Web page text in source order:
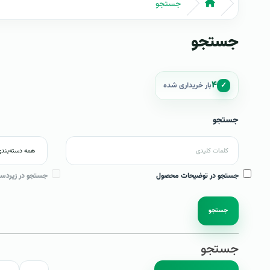
جستجو
جستجو
✓ ۴بار خریداری شده
جستجو
جستجو در توضیحات محصول جستجو در
جستجو
جستجو